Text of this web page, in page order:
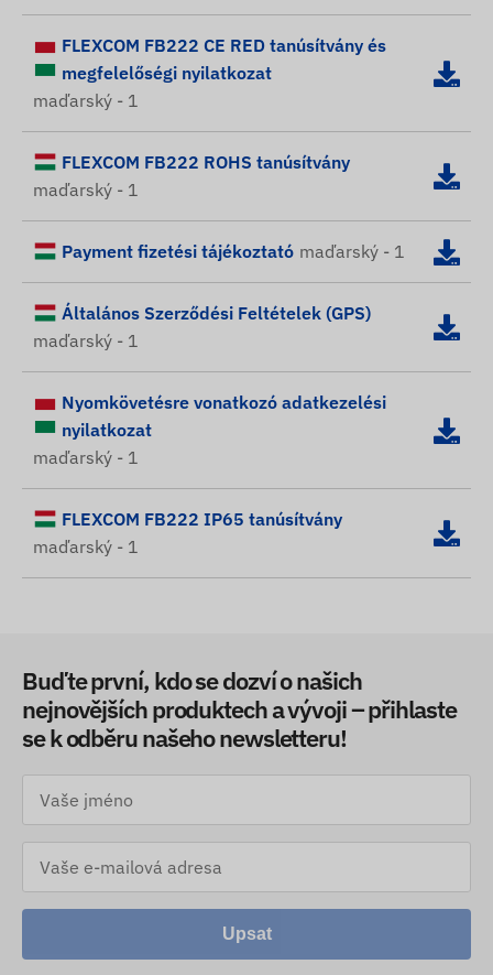
FLEXCOM FB222 CE RED tanúsítvány és
megfelelőségi nyilatkozat
maďarský - 1
FLEXCOM FB222 ROHS tanúsítvány
maďarský - 1
Payment fizetési tájékoztató maďarský - 1
Általános Szerződési Feltételek (GPS)
maďarský - 1
Nyomkövetésre vonatkozó adatkezelési
nyilatkozat
maďarský - 1
FLEXCOM FB222 IP65 tanúsítvány
maďarský - 1
Buďte první, kdo se dozví o našich
nejnovějších produktech a vývoji – přihlaste
se k odběru našeho newsletteru!
Upsat